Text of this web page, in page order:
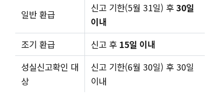
일반 환급
신고 기한(5월 31일) 후 30일
이내
조기 환급
신고 후 15일 이내
성실신고확인 대
상
신고 기한(6월 30일) 후 30일
이내